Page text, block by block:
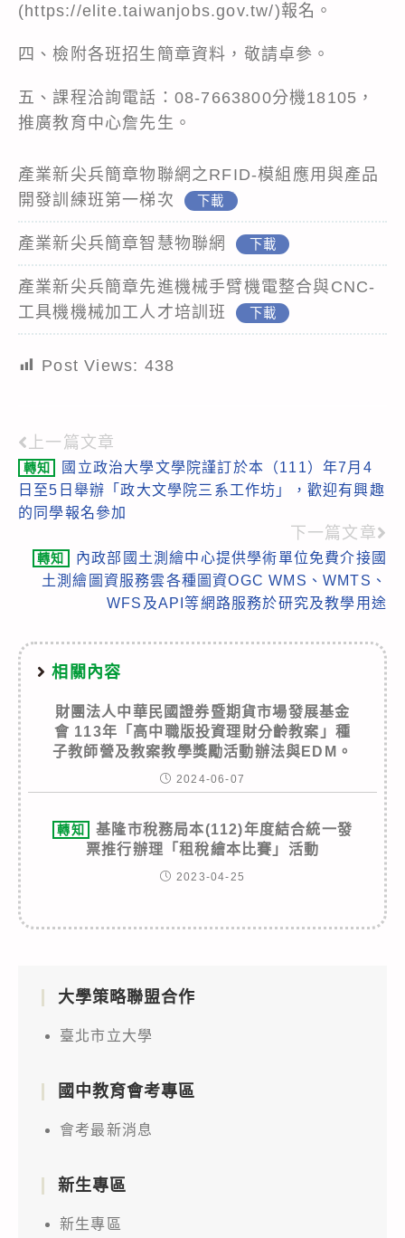
(https://elite.taiwanjobs.gov.tw/)報名。
四、檢附各班招生簡章資料，敬請卓參。
五、課程洽詢電話：08-7663800分機18105，
推廣教育中心詹先生。
產業新尖兵簡章物聯網之RFID-模組應用與產品
開發訓練班第一梯次
下載
產業新尖兵簡章智慧物聯網 下載
產業新尖兵簡章先進機械手臂機電整合與CNC-
工具機機械加工人才培訓班
下載
Post Views: 438
Read
more
articles
上一篇文章
轉知
國立政治大學文學院謹訂於本（111）年7月4
日至5日舉辦「政大文學院三系工作坊」，歡迎有興趣
的同學報名參加
下一篇文章
轉知
內政部國土測繪中心提供學術單位免費介接國
土測繪圖資服務雲各種圖資OGC WMS、WMTS、
WFS及API等網路服務於研究及教學用途
相關內容
財團法人中華民國證券暨期貨市場發展基金
會 113年「高中職版投資理財分齡教案」種
子教師營及教案教學獎勵活動辦法與EDM。
2024-06-07
轉知
基隆市稅務局本(112)年度結合統一發
票推行辦理「租稅繪本比賽」活動
2023-04-25
大學策略聯盟合作
臺北市立大學
國中教育會考專區
會考最新消息
新生專區
新生專區